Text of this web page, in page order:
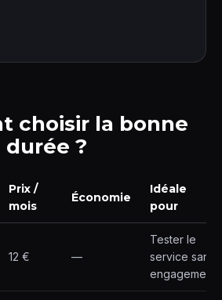
choisir la bonne
durée ?
Prix /
mois
Économie
Idéale
pour
12 € —
Tester le
service sans
engagement